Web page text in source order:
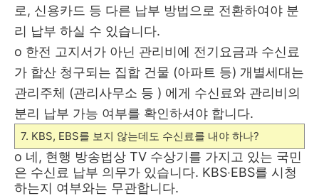
로, 신용카드 등 다른 납부 방법으로 전환하여야 분
리 납부 하실 수 있습니다.
o 한전 고지서가 아닌 관리비에 전기요금과 수신료
가 합산 청구되는 집합 건물 (아파트 등) 개별세대는
관리주체 (관리사무소 등 ) 에게 수신료와 관리비의
분리 납부 가능 여부를 확인하셔야 합니다.
7. KBS, EBS를 보지 않는데도 수신료를 내야 하나?
o 네, 현행 방송법상 TV 수상기를 가지고 있는 국민
은 수신료 납부 의무가 있습니다. KBS‧EBS를 시청
하는지 여부와는 무관합니다.